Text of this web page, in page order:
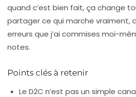
quand c’est bien fait, ça change
partager ce qui marche vraiment,
erreurs que j’ai commises moi-
notes.
Points clés à retenir
Le D2C n’est pas un simple